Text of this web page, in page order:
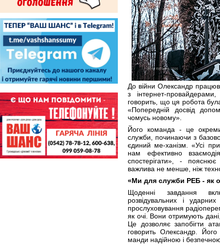
До війни Олександр
з інтернет-
говорить, що ця робота
«Попередній досвід
чомусь новому».
Його команда - це
служби, починаючи з
єдиний ме-ханізм. «Усі
нам ефективно
спостерігати», -
важлива не менше, ніж
«Ми для служби РЕБ - як
Щоденні завдання
розвідувальних і
прослуховування
як очі. Вони отримують
Це дозволяє запобігти
говорить Олександр. Його
манди надійною і